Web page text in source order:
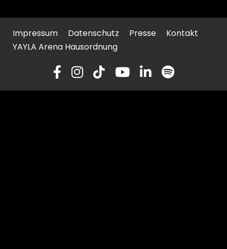
Impressum Datenschutz Presse
Kontakt
YAYLA Arena Hausordnung